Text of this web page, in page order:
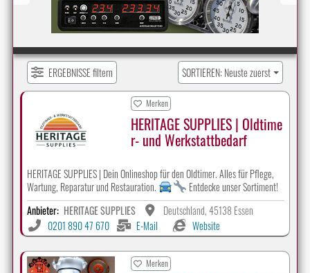
ERGEBNISSE filtern SORTIEREN: Neuste zuerst
Merken
HERITAGE SUPPLIES | Oldtime
r- und Werkstattbedarf
HERITAGE SUPPLIES | Dein Onlineshop für den Oldtimer. Alles für Pflege,
Wartung, Reparatur und Restauration.
Entdecke unser Sortiment!
Anbieter: HERITAGE SUPPLIES
Deutschland, 45138 Essen
0201 890 47 670
E-Mail Website
Merken